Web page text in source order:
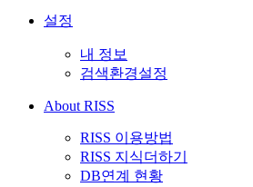
설정
내 정보
검색환경설정
About RISS
RISS 이용방법
RISS 지식더하기
DB연계 현황